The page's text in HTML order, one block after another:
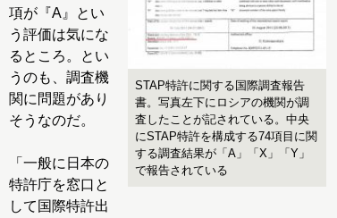
STAP特許に関する国際調査報告
書。写真左下にロシアの機関が調
査したことが記されている。中央
にSTAP特許を構成する74項目に関
する調査結果が「A」「X」「Y」
で報告されている
項が『A』とい
う評価は気にな
るところ。とい
うのも、調査機
関に問題があり
そうなのだ。
「一般に日本の
特許庁を窓口と
して国際特許出